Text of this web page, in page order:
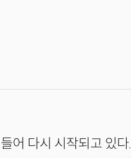
어 다시 시작되고 있다.